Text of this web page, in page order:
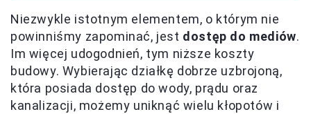
Niezwykle istotnym elementem, o którym nie
powinniśmy zapominać, jest dostęp do mediów.
Im więcej udogodnień, tym niższe koszty
budowy. Wybierając działkę dobrze uzbrojoną,
która posiada dostęp do wody, prądu oraz
kanalizacji, możemy uniknąć wielu kłopotów i